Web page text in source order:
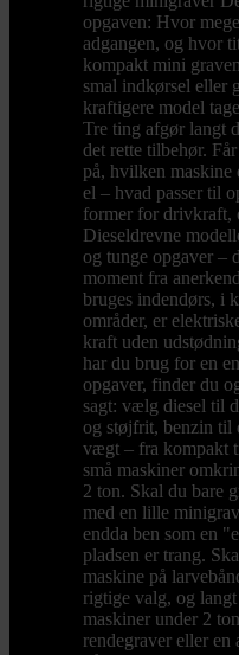
opgaven: Hvor
adgangen, og hvor
kompakt mini
smal indkørsel eller
kraftigere model
Tre ting afgør langt
det rette tilbehør.
på, hvilken maskine
el – hvad passer til
former for drivkraft,
Dieseldrevne
og tunge opgaver –
moment fra
bruges indendørs, i
områder, er
kraft uden
har du brug for en
opgaver, finder du
sagt: vælg diesel til
og støjfrit, benzin til
vægt – fra kompakt
små maskiner
2 ton. Skal du bare
med en lille
endda ben som en
pladsen er trang.
maskine på
rigtige valg, og
maskiner under 2
rendegraver eller